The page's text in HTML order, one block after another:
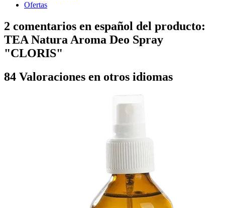
Ofertas
2 comentarios en español del producto:
TEA Natura Aroma Deo Spray
"CLORIS"
84 Valoraciones en otros idiomas